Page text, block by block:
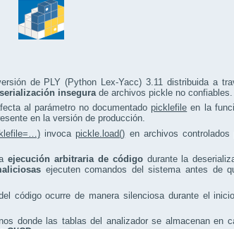
de PLY (Python Lex-Yacc) 3.11 distribuida a
insegura de archivos pickle no confiables.
al parámetro no documentadopicklefile en la
en la versión de producción.
invocapickle.load() en archivos
ejecución arbitraria de códigodurante la
ejecuten comandos del sistema antes de
código ocurre de manera silenciosa durante el
donde las tablas del analizador se almacenan en